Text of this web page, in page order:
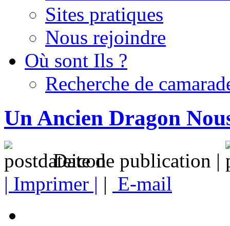
Sites pratiques
Nous rejoindre
Où sont Ils ?
Recherche de
Un Ancien Dragon
Date de publication |
| Imprimer | | E-mail